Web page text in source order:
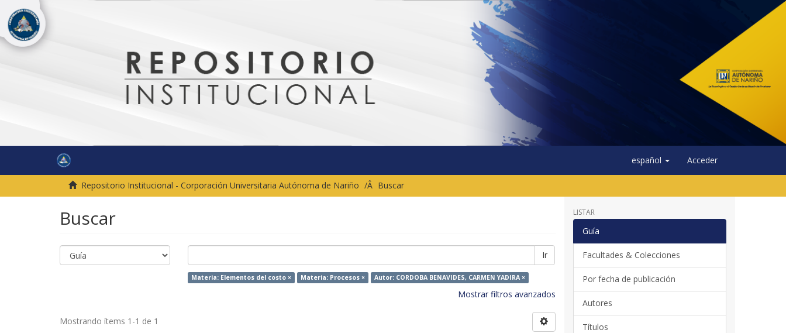
español Acceder
Repositorio Institucional - Corporación Universitaria Autónoma de Nariño Buscar
Buscar
Ir
Materia: Elementos del costo × Materia: Procesos × Autor: CORDOBA BENAVIDES, CARMEN YADIRA ×
Mostrar filtros avanzados
Mostrando ítems 1-1 de 1
LISTAR
Guía
Facultades & Colecciones
Por fecha de publicación
Autores
Títulos